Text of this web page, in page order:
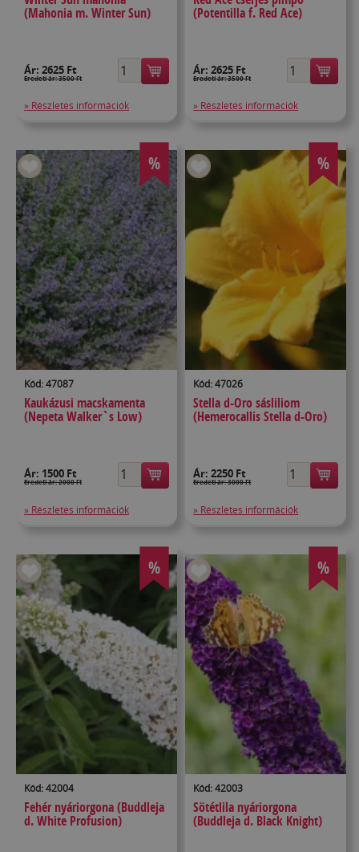
(Mahonia m. Winter Sun)
Ár: 2625 Ft
Eredeti ár: 3500 Ft
» Részletes információk
(Potentilla f. Red Ace)
Ár:2625 Ft
Eredeti ár: 3500 Ft
» Részletes információk
%
Kód: 47087
Kaukázusi macskamenta
(Nepeta Walker`s Low)
Ár: 1500 Ft
Eredeti ár: 2000 Ft
» Részletes információk
%
Kód: 47026
Stella d-Oro sásliliom
(Hemerocallis Stella d-Oro)
Ár:2250 Ft
Eredeti ár: 3000 Ft
» Részletes információk
%
Kód: 42004
Fehér nyáriorgona (Buddleja
d. White Profusion)
%
Kód: 42003
Sötétlila nyáriorgona
(Buddleja d. Black Knight)